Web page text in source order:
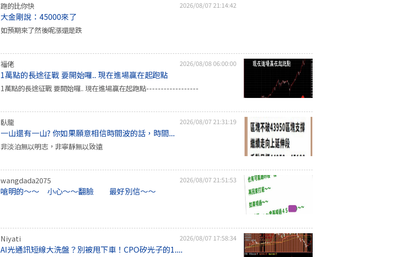
跑的比你快 2026/08/07 21:14:42
大金剛說：45000來了
如預期來了然後呢漲還是跌
福佬 2026/08/08 06:00:00
1萬點的長途征戰 要開始囉.. 現在進場贏在起跑點
1萬點的長途征戰 要開始囉.. 現在進場贏在起跑點------------------
臥龍 2026/08/07 21:31:19
一山還有一山? 你如果願意相信時間波的話，時間...
非淡泊無以明志，非寧靜無以致遠
wangdada2075 2026/08/07 21:51:53
嗆明的～～ 小心～～翻臉 最好別信～～
Niyati 2026/08/07 17:58:34
AI光通訊短線大洗盤？別被甩下車！CPO矽光子的1....